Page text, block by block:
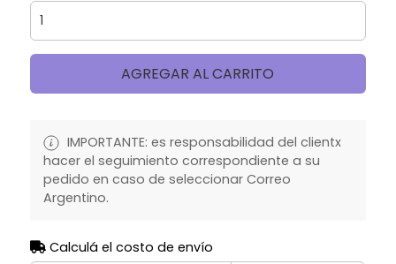
AGREGAR AL CARRITO
IMPORTANTE: es responsabilidad del clientx
hacer el seguimiento correspondiente a su
pedido en caso de seleccionar Correo
Argentino.
Calculá el costo de envío